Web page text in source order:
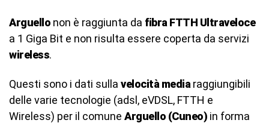
Arguello non è raggiunta da fibra FTTH Ultraveloce
a 1 Giga Bit e non risulta essere coperta da servizi
wireless.
Questi sono i dati sulla velocità media raggiungibili
delle varie tecnologie (adsl, eVDSL, FTTH e
Wireless) per il comune Arguello (Cuneo) in forma